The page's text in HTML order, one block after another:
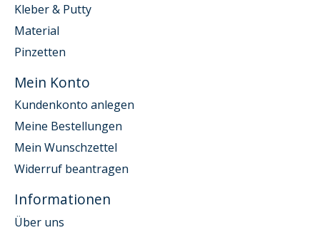
Kleber & Putty
Material
Pinzetten
Mein Konto
Kundenkonto anlegen
Meine Bestellungen
Mein Wunschzettel
Widerruf beantragen
Informationen
Über uns